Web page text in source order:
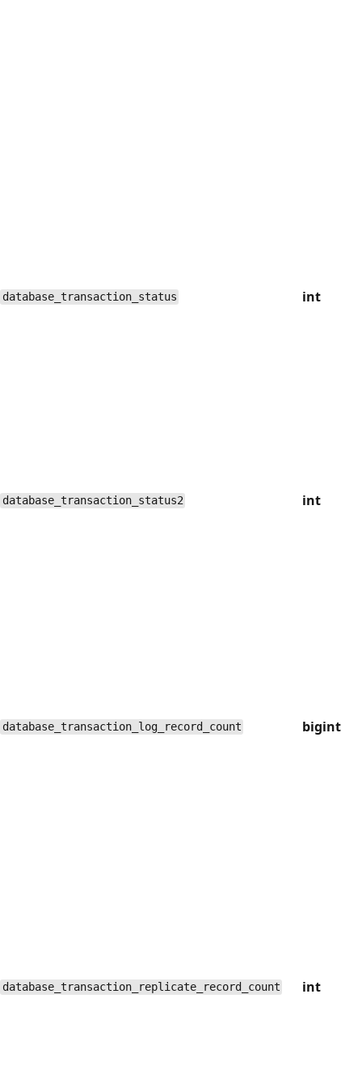
database_transaction_status int
database_transaction_status2 int
database_transaction_log_record_count bigint
database_transaction_replicate_record_count int